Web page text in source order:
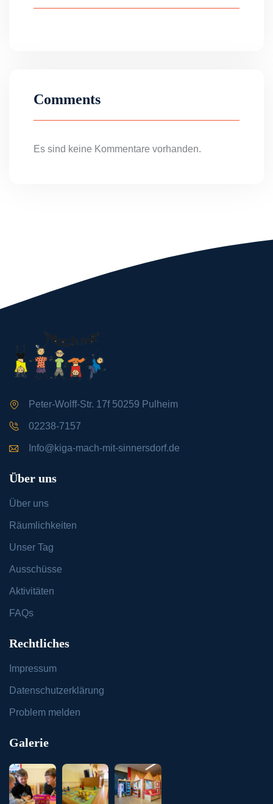
Comments
Es sind keine Kommentare vorhanden.
Peter-Wolff-Str. 17f 50259 Pulheim
02238-7157
Info@kiga-mach-mit-sinnersdorf.de
Über uns
Über uns
Räumlichkeiten
Unser Tag
Ausschüsse
Aktivitäten
FAQs
Rechtliches
Impressum
Datenschutzerklärung
Problem melden
Galerie